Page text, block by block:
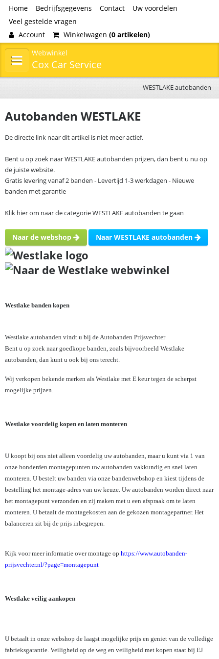
Home Bedrijfsgegevens Contact
Uw voordelen
Veel gestelde vragen
Account
Winkelwagen (0 artikelen)
Webwinkel
Cox Car Service
WESTLAKE autobanden
Autobanden WESTLAKE
De directe link naar dit artikel is niet meer actief.
Bent u op zoek naar WESTLAKE autobanden prijzen, dan bent u nu op
de juiste website.
Gratis levering vanaf 2 banden - Levertijd 1-3 werkdagen - Nieuwe
banden met garantie
Klik hier om naar de categorie WESTLAKE autobanden te gaan
Naar de webshop Naar WESTLAKE autobanden
Westlake banden kopen
Westlake autobanden vindt u bij de Autobanden Prijsvechter
Bent u op zoek naar goedkope banden, zoals bijvoorbeeld Westlake
autobanden, dan kunt u ook bij ons terecht.
Wij verkopen bekende merken als Westlake met E keur tegen de scherpst
mogelijke prijzen.
Westlake voordelig kopen en laten monteren
U koopt bij ons niet alleen voordelig uw autobanden, maar u kunt via 1 van
onze honderden montagepunten uw autobanden vakkundig en snel laten
monteren. U bestelt uw banden via onze bandenwebshop en kiest tijdens de
bestelling het montage-adres van uw keuze. Uw autobanden worden direct naar
het montagepunt verzonden en zij maken met u een afspraak om te laten
monteren. U betaalt de montagekosten aan de gekozen montagepartner. Het
balanceren zit bij de prijs inbegrepen.
Kijk voor meer informatie over montage op https://www.autobanden-
prijsvechter.nl/?page=montagepunt
Westlake veilig aankopen
U betaalt in onze webshop de laagst mogelijke prijs en geniet van de volledige
fabrieksgarantie. Veiligheid op de weg en veiligheid met kopen staat bij EJ